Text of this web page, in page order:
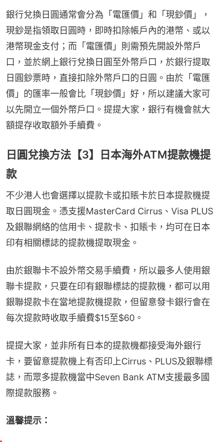
銀行兌換日圓通常會分為「電匯價」和「現鈔價」，
現鈔是指領取日圓時，即時扣除帳戶內的港幣、或以
港幣現金支付；而「電匯價」則需預先開設外幣戶
口，並於網上銀行兌換日圓至外幣戶口，於銀行提取
日圓鈔票時，直接扣除外幣戶口的日圓。由於「電匯
價」的匯率一般會比「現鈔價」好，所以建議大家可
以先開立一個外幣戶口。提提大家，銀行有機會就大
額提存收取額外手續費。
日圓兌換方法【3】日本海外ATM提款機提
款
不少港人也會選擇以提款卡或扣賬卡於日本提款機提
取日圓現金。憑支援MasterCard Cirrus、Visa PLUS
及銀聯網絡的信用卡、提款卡、扣賬卡，均可在日本
印有相關標誌的提款機提取現金。
由於銀聯卡不設外幣交易手續費，所以最多人使用銀
聯卡提款，只要在印有銀聯標誌的提款機，都可以用
銀聯提款卡在當地提款機提款，但留意發卡銀行會在
每次提款時收取手續費$15至$60。
提提大家，並非所有日本的提款機都接受海外銀行
卡，要留意提款機上有否印上Cirrus、PLUS及銀聯標
誌，而眾多提款機當中Seven Bank ATM支援最多國
際提款服務。
溫馨提示：